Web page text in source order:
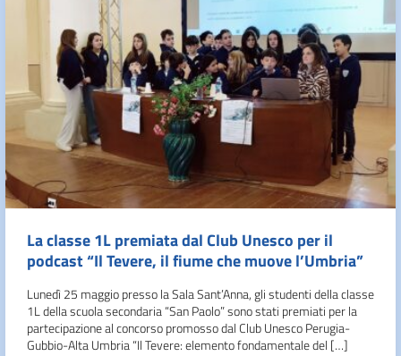
La classe 1L premiata dal Club Unesco per il
podcast “Il Tevere, il fiume che muove l’Umbria”
Lunedì 25 maggio presso la Sala Sant’Anna, gli studenti della classe
1L della scuola secondaria “San Paolo” sono stati premiati per la
partecipazione al concorso promosso dal Club Unesco Perugia-
Gubbio-Alta Umbria “Il Tevere: elemento fondamentale del […]